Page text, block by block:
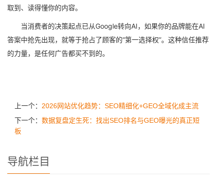
取到、读得懂你的内容。
当消费者的决策起点已从Google转向AI，如果你的品牌能在AI
答案中抢先出现，就等于抢占了顾客的“第一选择权”。这种信任推荐
的力量，是任何广告都买不到的。
上一个： 2026网站优化趋势：SEO精细化+GEO全域化成主流
下一个： 数据复盘定生死：找出SEO排名与GEO曝光的真正短
板
导航栏目